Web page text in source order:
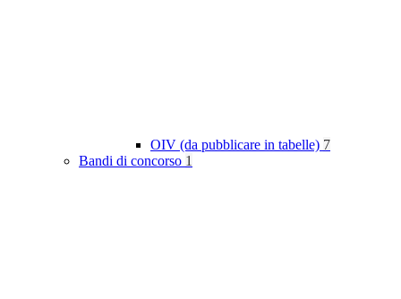
OIV (da pubblicare in tabelle) 7
Bandi di concorso 1